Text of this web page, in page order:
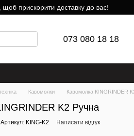
прискорити доставку до вас!
073 080 18 18
Кавомолки Кавомолка KINGRINDER
K2 Ручна
Артикул: KING-K2 Написати відгук